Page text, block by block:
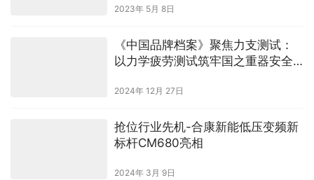
2023年 5月 8日
《中国品牌档案》聚焦力支测试：
以力学疲劳测试筑牢国之重器安全
2024年 12月 27日
抢位行业先机-合康新能低压变频新
标杆CM680亮相
2024年 3月 9日